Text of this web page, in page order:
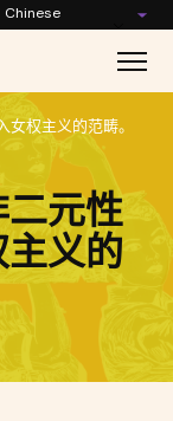
Chinese
权主义的范畴。
元性
义的